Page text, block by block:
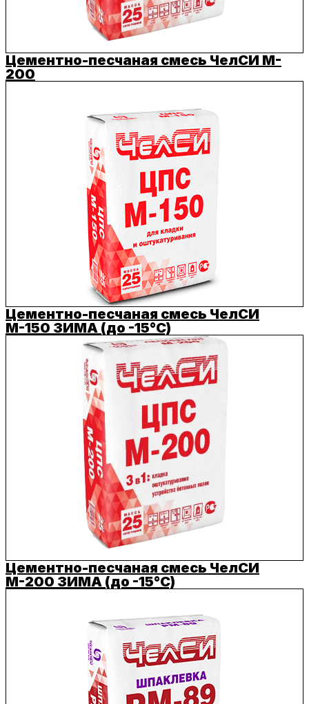
Цементно-песчаная смесь ЧелСИ M-
200
Цементно-песчаная смесь ЧелСИ
М-150 ЗИМА (до -15°C)
Цементно-песчаная смесь ЧелСИ
М-200 ЗИМА (до -15°C)